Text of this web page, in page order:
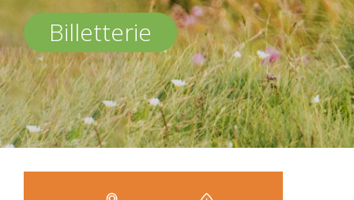
Billetterie